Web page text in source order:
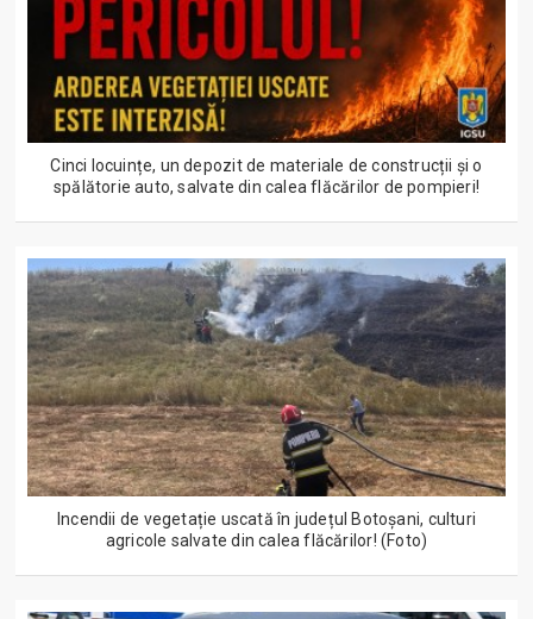
Cinci locuințe, un depozit de materiale de construcții și o
spălătorie auto, salvate din calea flăcărilor de pompieri!
Incendii de vegetație uscată în județul Botoșani, culturi
agricole salvate din calea flăcărilor! (Foto)